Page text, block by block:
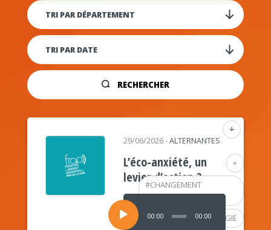
RECHERCHER
+
+
#CHANGEMENT
CLIMATIQUE
#PSYCHOLOGIE
29/06/2026-ALTERNANTES
L’éco-anxiété, un
levier d’action ?
Lecteur
audio
00:00 00:00